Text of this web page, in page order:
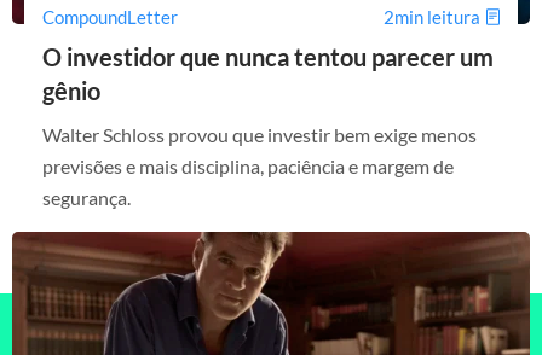
CompoundLetter 2min leitura
O investidor que nunca tentou parecer um
gênio
Walter Schloss provou que investir bem exige menos
previsões e mais disciplina, paciência e margem de
segurança.